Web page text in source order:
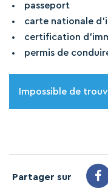
passeport
carte nationale
certification
permis de
Impossible de
Partager sur